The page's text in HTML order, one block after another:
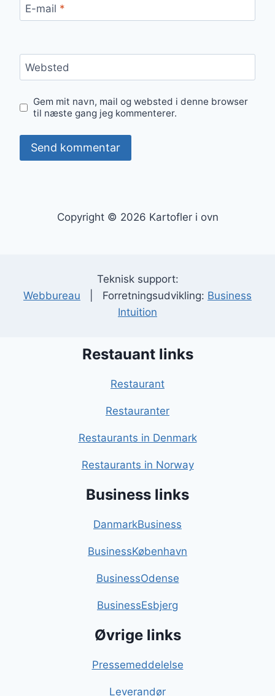
E-mail *
Websted
Gem mit navn, mail og websted i denne browser
til næste gang jeg kommenterer.
Copyright © 2026 Kartofler i ovn
Teknisk support:
Webbureau | Forretningsudvikling: Business
Intuition
Restauant links
Restaurant
Restauranter
Restaurants in Denmark
Restaurants in Norway
Business links
DanmarkBusiness
BusinessKøbenhavn
BusinessOdense
BusinessEsbjerg
Øvrige links
Pressemeddelelse
Leverandør